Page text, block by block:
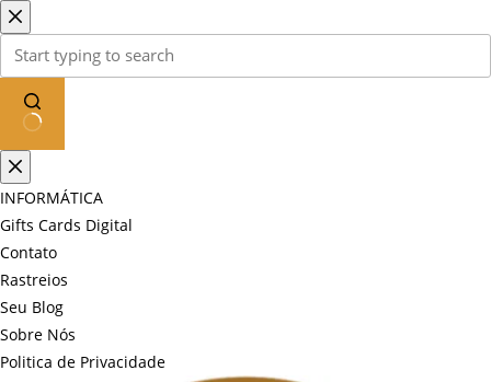
Pular
para
conteúdo
Sem
resultados
INFORMÁTICA
Gifts Cards Digital
Contato
Rastreios
Seu Blog
Sobre Nós
Politica de Privacidade